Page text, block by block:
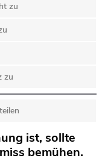
zu
zu
ist, sollte
bemühen.